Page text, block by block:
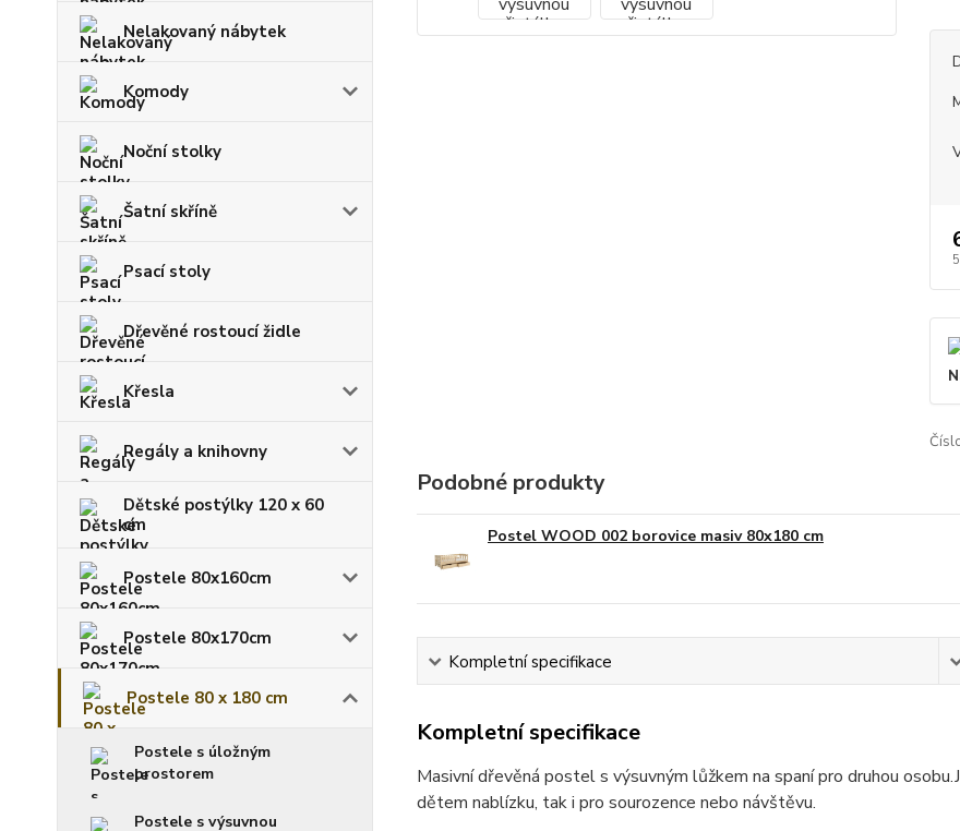
Nelakovaný nábytek
Komody
Noční stolky
Šatní skříně
Psací stoly
Dřevěné rostoucí židle
Křesla
Regály a knihovny
Dětské postýlky 120 x 60
cm
Postele 80x160cm
Postele 80x170cm
Postele 80 x 180 cm
Postele s úložným
prostorem
Postele s výsuvnou
Podobné produkty
Postel WOOD 002 borovice masiv 80x180 cm
Kompletní specifikace
Kompletní specifikace
Masivní dřevěná postel s výsuvným lůžkem na spaní pro druhou osobu.
dětem nablízku, tak i pro sourozence nebo návštěvu.